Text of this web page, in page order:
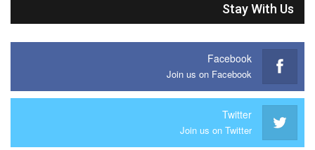
Stay With Us
Facebook
Join us on Facebook
Twitter
Join us on Twitter